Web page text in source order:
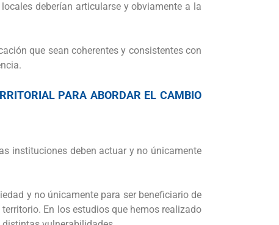
deberían articularse y obviamente a la
que sean coherentes y consistentes con
PARA ABORDAR EL CAMBIO
instituciones deben actuar y no únicamente
y no únicamente para ser beneficiario de
En los estudios que hemos realizado